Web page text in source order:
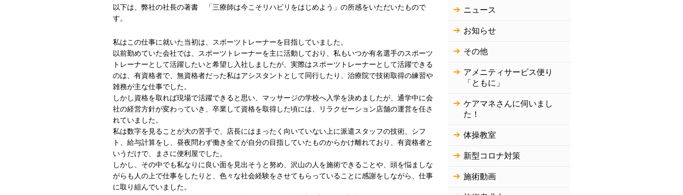
以下は、弊社の社長の著書 「三療師は今こそリハビリをはじめよう」の所感をいただいたもので
す。
私はこの仕事に就いた当初は、スポーツトレーナーを目指していました。
以前勤めていた会社では、スポーツトレーナーを主に活動しており、私もいつか有名選手のスポーツ
トレーナーとして活躍したいと希望し入社しましたが、実際はスポーツトレーナーとして活躍できる
のは、有資格者で、無資格者だった私はアシスタントとして同行したり、治療院で技術取得の練習や
雑務が主な仕事でした。
しかし資格を取れば現場で活躍できると思い、マッサージの学校へ入学を決めましたが、通学中に会
社の経営方針が変わっていき、卒業して資格を取得した頃には、リラクゼーション店舗の運営を任さ
れていました。
私は数字を見ることが大の苦手で、店長にはまったく向いていない上に派遣スタッフの技術、シフ
ト、給与計算をし、昼夜問わず働き全てが自分の目指していたものからかけ離れており、有資格者と
いうだけで、まさに便利屋でした。
しかし、その中でも私なりに良い面を見出そうと努め、沢山の人を施術できることや、頭を悩ましな
がらも人の上で仕事をしたりと、色々な社会経験をさせてもらっていることに感謝をしながら、仕事
に取り組んでいました。
ニュース
お知らせ
その他
アメニティサービス便り
「ともに」
ケアマネさんに伺いまし
た！
体操教室
新型コロナ対策
施術動画